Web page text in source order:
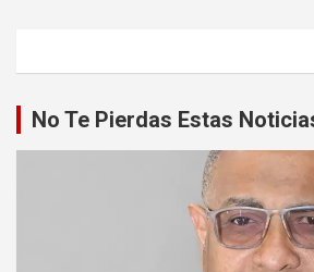
No Te Pierdas Estas